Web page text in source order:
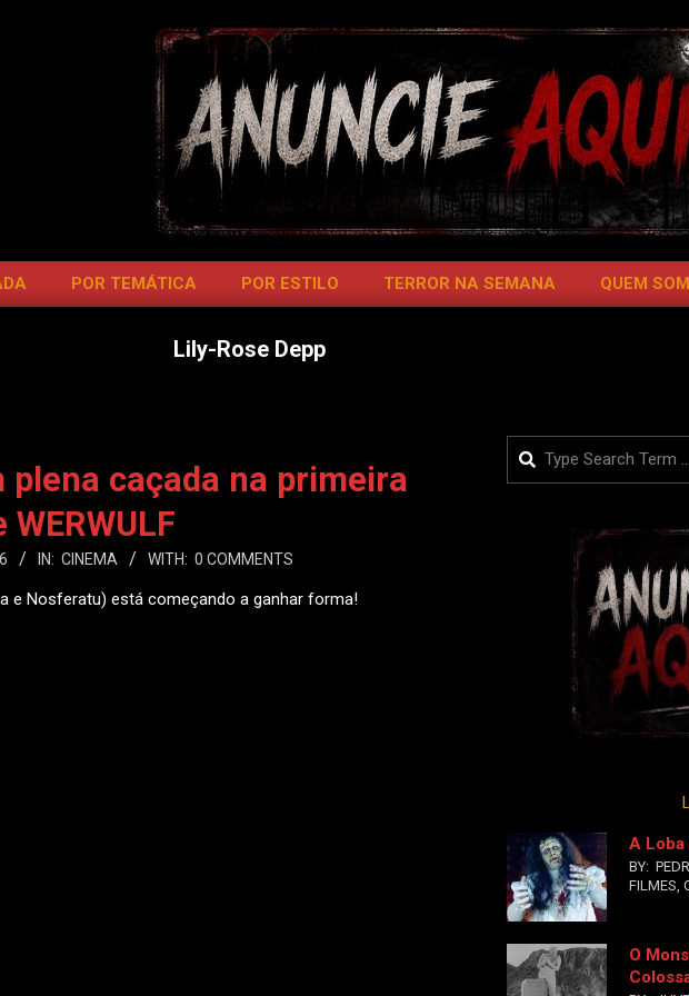
POR TEMÁTICA POR ESTILO TERROR NA SEMANA QUEM
Lily-Rose Depp
caçada na primeira
IN: CINEMA WITH: 0 COMMENTS
e Nosferatu) está começando a ganhar forma!
Search
A
BY:
FILMES,
O